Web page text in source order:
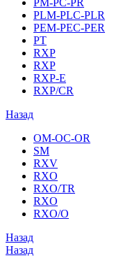
PM-PC-PR
PLM-PLC-PLR
PEM-PEC-PER
PT
RXP
RXP
RXP-E
RXP/CR
Назад
OM-OC-OR
SM
RXV
RXO
RXO/TR
RXO
RXO/O
Назад
Назад